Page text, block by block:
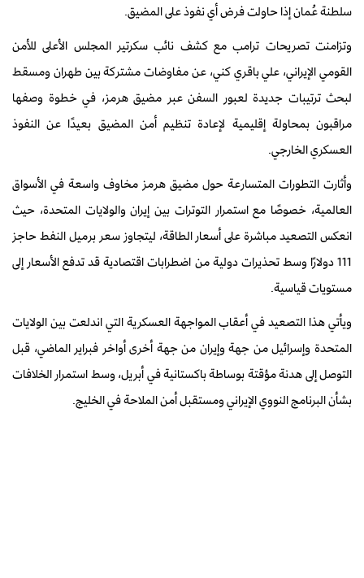
سلطنة عُمان إذا حاولت فرض أي نفوذ على المضيق.
وتزامنت تصريحات ترامب مع كشف نائب سكرتير المجلس الأعلى للأمن
القومي الإيراني، علي باقري كني، عن مفاوضات مشتركة بين طهران ومسقط
لبحث ترتيبات جديدة لعبور السفن عبر مضيق هرمز، في خطوة وصفها
مراقبون بمحاولة إقليمية لإعادة تنظيم أمن المضيق بعيدًا عن النفوذ
العسكري الخارجي.
وأثارت التطورات المتسارعة حول مضيق هرمز مخاوف واسعة في الأسواق
العالمية، خصوصًا مع استمرار التوترات بين إيران والولايات المتحدة، حيث
انعكس التصعيد مباشرة على أسعار الطاقة، ليتجاوز سعر برميل النفط حاجز
111 دولارًا وسط تحذيرات دولية من اضطرابات اقتصادية قد تدفع الأسعار إلى
مستويات قياسية.
ويأتي هذا التصعيد في أعقاب المواجهة العسكرية التي اندلعت بين الولايات
المتحدة وإسرائيل من جهة وإيران من جهة أخرى أواخر فبراير الماضي، قبل
التوصل إلى هدنة مؤقتة بوساطة باكستانية في أبريل، وسط استمرار الخلافات
بشأن البرنامج النووي الإيراني ومستقبل أمن الملاحة في الخليج.